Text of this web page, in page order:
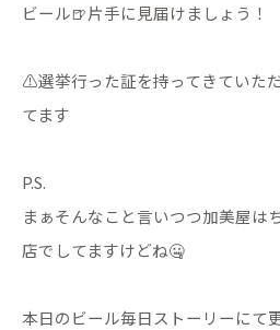
ビール🍺片手に見届けましょう！
⚠️選挙行った証を持ってきていた
てます
P.S.
まぁそんなこと言いつつ加美屋は
店でしてますけどね🤐
本日のビール毎日ストーリーにて